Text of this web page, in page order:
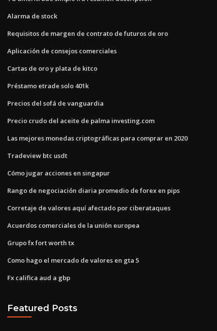
Alarma de stock
Requisitos de margen de contrato de futuros de oro
Aplicación de consejos comerciales
Cartas de oro y plata de kitco
Préstamo etrade solo 401k
Precios del sofá de vanguardia
Precio crudo del aceite de palma investing.com
Las mejores monedas criptográficas para comprar en 2020
Tradeview btc usdt
Cómo jugar acciones en singapur
Rango de negociación diaria promedio de forex en pips
Corretaje de valores aquí afectado por ciberataques
Acuerdos comerciales de la unión europea
Grupo fx fort worth tx
Como hago el mercado de valores en gta 5
Fx califica aud a gbp
Featured Posts